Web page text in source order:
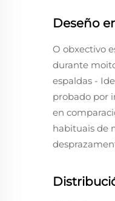
Deseño
O obxectivo
durante
espaldas -
probado por
en
habituais de